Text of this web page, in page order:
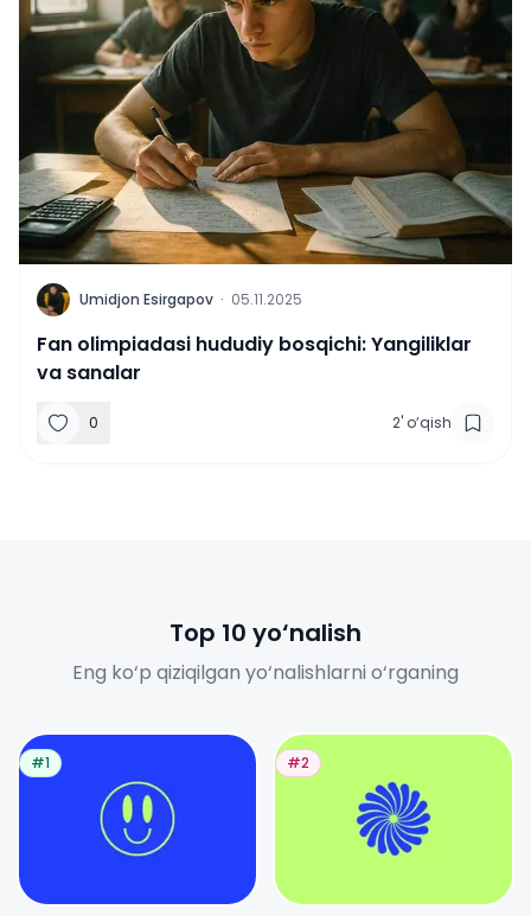
U Umidjon Esirgapov · 05.11.2025
Fan olimpiadasi hududiy bosqichi: Yangiliklar
va sanalar
0 2' o‘qish
Top 10 yo‘nalish
Eng ko‘p qiziqilgan yo‘nalishlarni o‘rganing
#1 #2